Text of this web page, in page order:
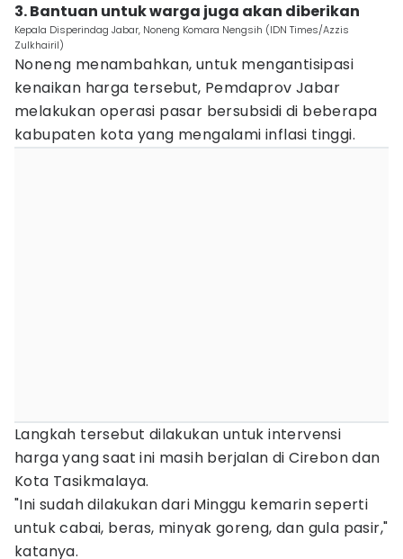
3. Bantuan untuk warga juga akan diberikan
Kepala Disperindag Jabar, Noneng Komara Nengsih (IDN Times/Azzis
Zulkhairil)
Noneng menambahkan, untuk mengantisipasi
kenaikan harga tersebut, Pemdaprov Jabar
melakukan operasi pasar bersubsidi di beberapa
kabupaten kota yang mengalami inflasi tinggi.
Langkah tersebut dilakukan untuk intervensi
harga yang saat ini masih berjalan di Cirebon dan
Kota Tasikmalaya.
"Ini sudah dilakukan dari Minggu kemarin seperti
untuk cabai, beras, minyak goreng, dan gula pasir,"
katanya.